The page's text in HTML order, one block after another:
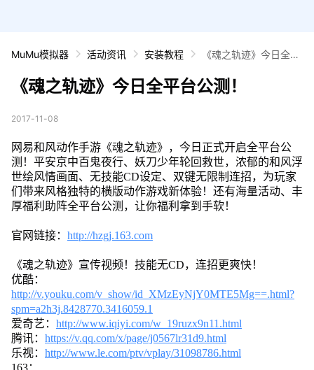
MuMu模拟器 活动资讯 安装教程
《魂之轨迹》今日全平
《魂之轨迹》今日全平台公测！
2017-11-08
网易和风动作手游《魂之轨迹》，今日正式开启全平台公
测！平安京中百鬼夜行、妖刀少年轮回救世，浓郁的和风浮
世绘风情画面、无技能CD设定、双键无限制连招，为玩家
们带来风格独特的横版动作游戏新体验！还有海量活动、丰
厚福利助阵全平台公测，让你福利拿到手软！
官网链接： http://hzgj.163.com
《魂之轨迹》宣传视频！技能无CD，连招更爽快！
优酷：
http://v.youku.com/v_show/id_XMzEyNjY0MTE5Mg==.html?
spm=a2h3j.8428770.3416059.1
爱奇艺： http://www.iqiyi.com/w_19ruzx9n11.html
腾讯： https://v.qq.com/x/page/j0567lr31d9.html
乐视： http://www.le.com/ptv/vplay/31098786.html
163：